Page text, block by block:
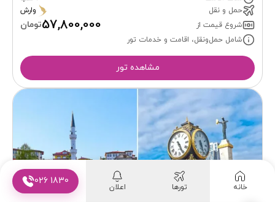
حمل و نقل
وارش
شروع قیمت از
57,800,000تومان
شامل حمل‌ونقل، اقامت و خدمات تور
مشاهده تور
تور ترابزون باتومی زمینی 6 روز از تهران
خانه تورها اعلان
026 1830